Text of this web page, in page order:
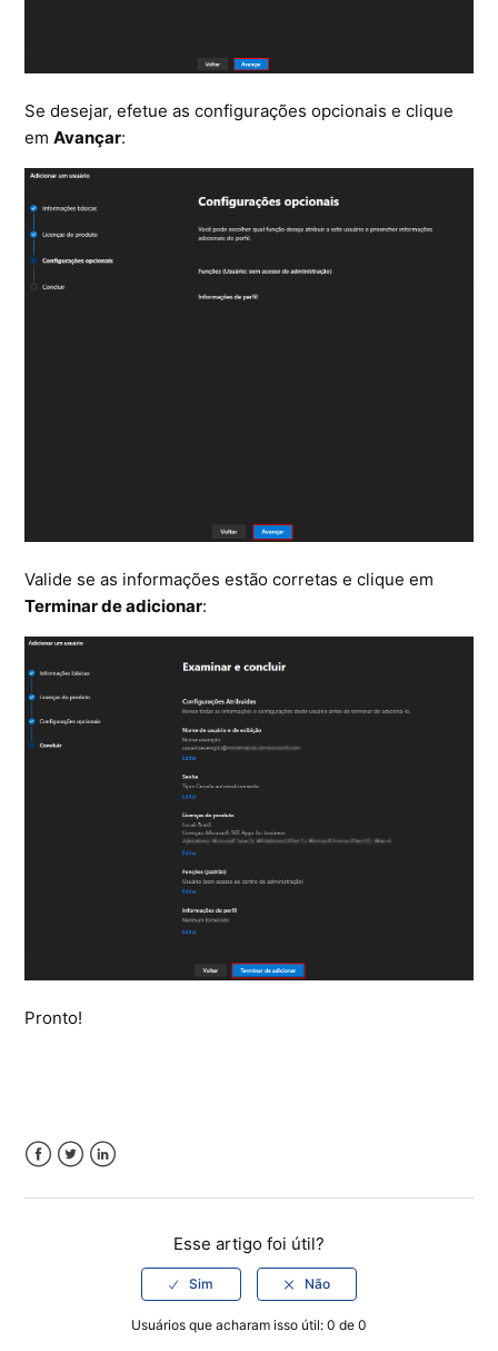
Se desejar, efetue as configurações opcionais e clique
emAvançar:
Valide se as informações estão corretas e clique em
Terminar de adicionar:
Pronto!
Esse artigo foi útil?
Usuários que acharam isso útil: 0 de 0